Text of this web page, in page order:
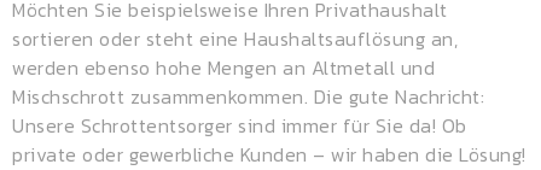
Möchten Sie beispielsweise Ihren Privathaushalt
sortieren oder steht eine Haushaltsauflösung an,
werden ebenso hohe Mengen an Altmetall und
Mischschrott zusammenkommen. Die gute Nachricht:
Unsere Schrottentsorger sind immer für Sie da! Ob
private oder gewerbliche Kunden – wir haben die Lösung!